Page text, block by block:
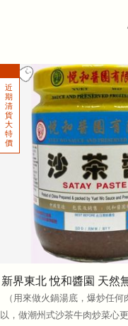
新界東北 悅和醬園 天然
（用來做火鍋湯底，爆炒任
以，做潮州式沙茶牛肉炒菜心